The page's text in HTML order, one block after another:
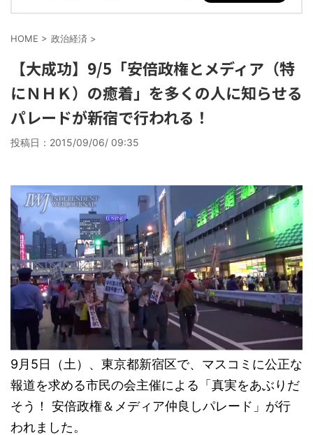
HOME > 政治経済 >
【大成功】9/5「安倍政権とメディア（特
にＮＨＫ）の癒着」を多くの人に知らせる
パレードが新宿で行われる！
投稿日： 2015/09/06/ 09:35
9月5日（土）、東京都新宿区で、マスコミに公正な
報道を求める市民の会主催による「真実をあぶりだ
そう！ 安倍政権＆メディア仲良しパレード」が行
われました。